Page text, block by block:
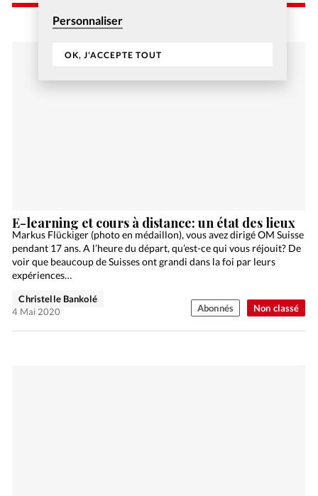
Personnaliser
OK, J'ACCEPTE TOUT
Non classé
E-learning et cours à distance: un état des lieux
Markus Flückiger (photo en médaillon), vous avez dirigé OM Suisse
pendant 17 ans. A l’heure du départ, qu’est-ce qui vous réjouit? De
voir que beaucoup de Suisses ont grandi dans la foi par leurs
expériences…
Christelle Bankolé
4 Mai 2020
Abonnés